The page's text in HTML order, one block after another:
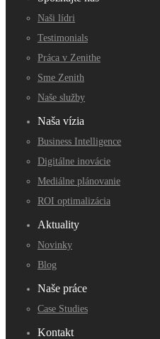
Naši lídri
Testimonials
Práca v Zenithe
Sme Zenith
Naše služby
Naša vízia
Business Intelligence
Digitálne inovácie
Mediálne plánovanie
ROI optimalizácia
Aktuality
Novinky
Blog
Naše práce
Case Studies
Kontakt